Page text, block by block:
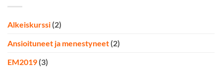
Alkeiskurssi (2)
Ansioituneet ja menestyneet (2)
EM2019 (3)